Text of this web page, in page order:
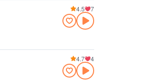
4.5 7
4.7 4